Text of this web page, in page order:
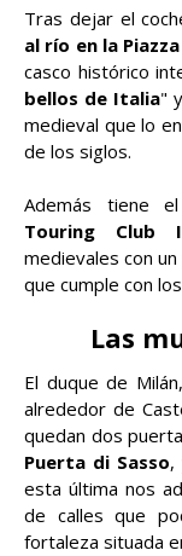
Tras dejar el
al río en la
casco histórico
bellos de Italia"
medieval que lo
de los siglos.
Además tiene el
Touring Club
medievales con
que cumple con
Las
El duque de Milán,
alrededor de
quedan dos
Puerta di Sasso,
esta última nos
de calles que
fortaleza situada